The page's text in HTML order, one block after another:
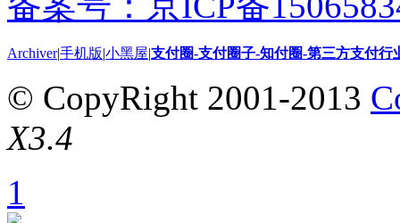
Archiver|手机版|小黑屋|支付圈-支付圈子-知付圈-第三方支付行
© CopyRight 2001-2013
X3.4
1